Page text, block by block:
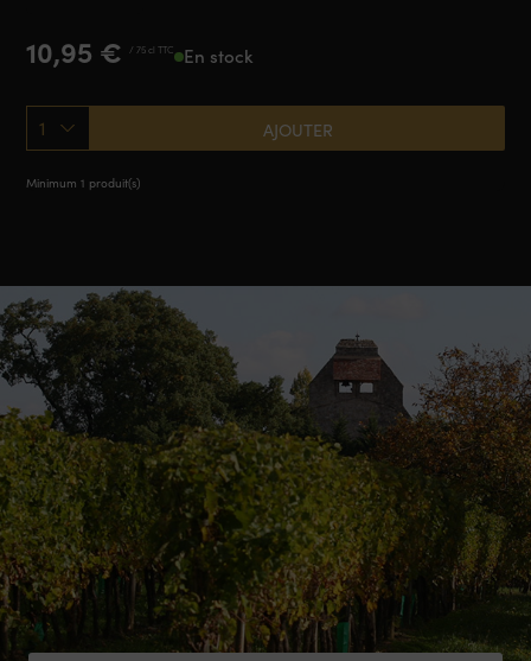
10,95 € / 75 cl TTC En stock
1 AJOUTER
Minimum 1 produit(s)